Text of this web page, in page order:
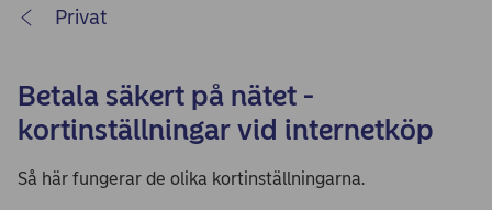
Privat
Betala säkert på nätet -
kortinställningar vid internetköp
Så här fungerar de olika kortinställningarna.